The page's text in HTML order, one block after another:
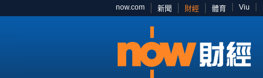
now.com 新聞 財經 體育 Viu